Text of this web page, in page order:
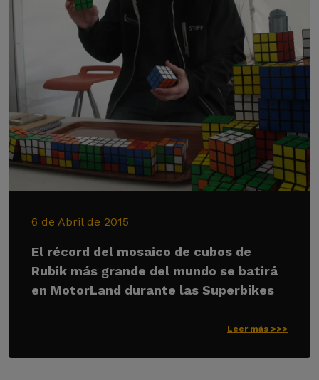
6 de Abril de 2015
El récord del mosaico de cubos de
Rubik más grande del mundo se batirá
en MotorLand durante las Superbikes
Leer más >>>